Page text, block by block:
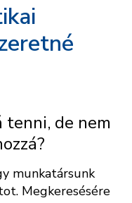
de nem
munkatársunk
Megkeresésére